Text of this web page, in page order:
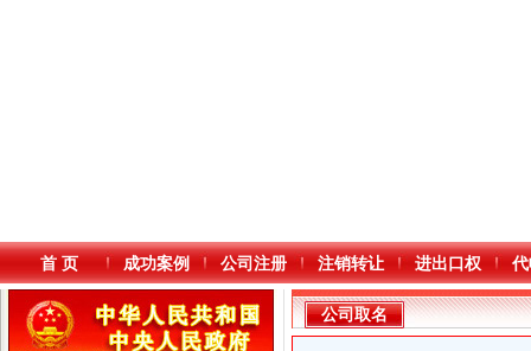
首 页 成功案例 公司注册 注销转让 进出口权
公司取名